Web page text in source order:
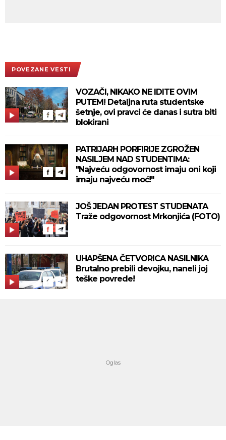
POVEZANE VESTI
VOZAČI, NIKAKO NE IDITE OVIM
PUTEM! Detaljna ruta studentske
šetnje, ovi pravci će danas i sutra biti
blokirani
PATRIJARH PORFIRIJE ZGROŽEN
NASILJEM NAD STUDENTIMA:
"Najveću odgovornost imaju oni koji
imaju najveću moć!"
JOŠ JEDAN PROTEST STUDENATA
Traže odgovornost Mrkonjića (FOTO)
UHAPŠENA ČETVORICA NASILNIKA
Brutalno prebili devojku, naneli joj
teške povrede!